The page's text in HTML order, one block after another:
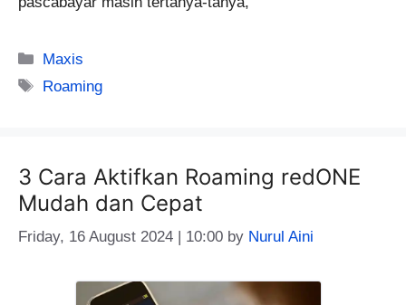
Categories
Maxis
Tags
Roaming
3 Cara Aktifkan Roaming redONE
Mudah dan Cepat
Friday, 16 August 2024 | 10:00 by Nurul Aini